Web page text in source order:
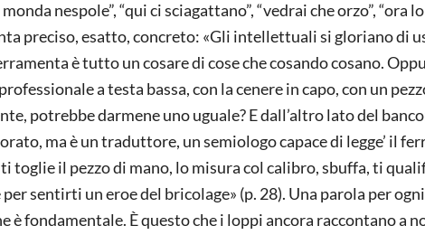
nespole”, “qui ci sciagattano”, “vedrai che orzo”, “ora lo
preciso, esatto, concreto: «Gli intellettuali si gloriano di
è tutto un cosare di cose che cosando cosano.
a testa bassa, con la cenere in capo, con un
potrebbe darmene uno uguale? E dall’altro lato del
ma è un traduttore, un semiologo capace di legge’ il
toglie il pezzo di mano, lo misura col calibro, sbuffa, ti
sentirti un eroe del bricolage» (p. 28). Una parola per ogni
è fondamentale. È questo che i loppi ancora raccontano a